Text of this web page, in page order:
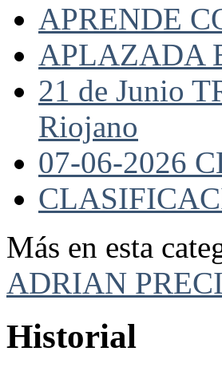
APRENDE
APLAZADA
21 de Junio
Riojano
07-06-2026
Más en esta
ADRIAN
Historial